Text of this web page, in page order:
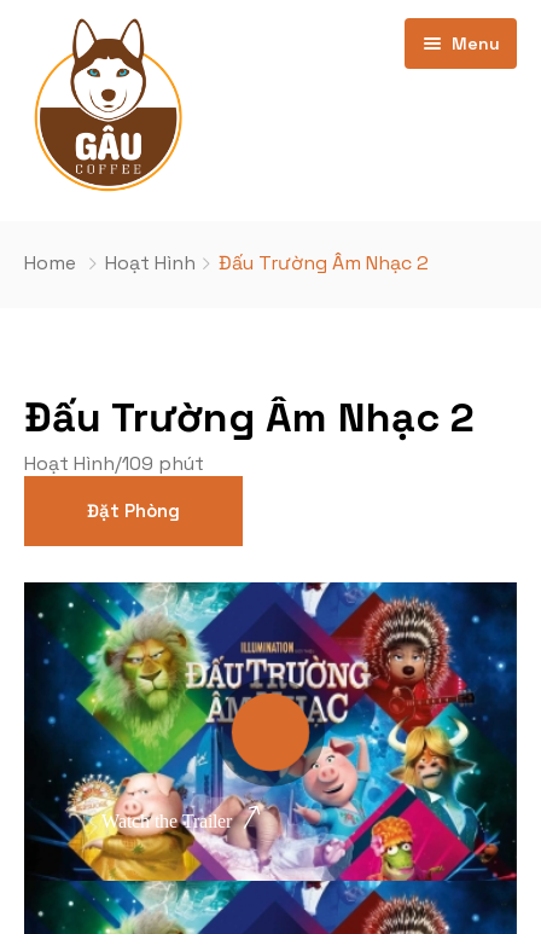
Menu
cơ sở Phan Văn Trường
Cơ sở Nghĩa Đô
Kho phim
Phim Đang Hot
Phim sắp chiếu
Thể loại phim
Phim kinh dị
Hài hước
Hoạt hình
Hành động
Tình cảm
Khuyến Mãi
Tin Tức
Home Hoạt Hình Đấu Trường Âm Nhạc 2
Đấu Trường Âm Nhạc 2
Hoạt Hình/109 phút
Đặt Phòng
Watch the Trailer